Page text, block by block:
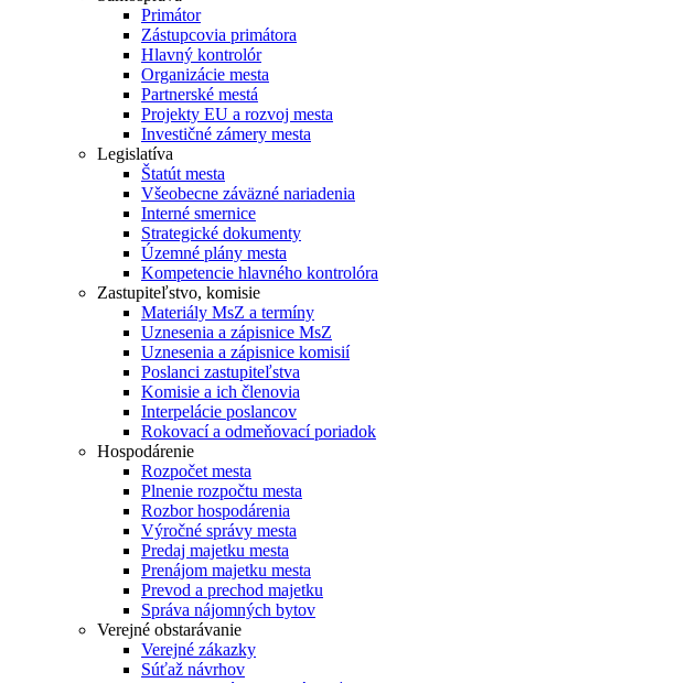
Primátor
Zástupcovia primátora
Hlavný kontrolór
Organizácie mesta
Partnerské mestá
Projekty EU a rozvoj mesta
Investičné zámery mesta
Legislatíva
Štatút mesta
Všeobecne záväzné nariadenia
Interné smernice
Strategické dokumenty
Územné plány mesta
Kompetencie hlavného kontrolóra
Zastupiteľstvo, komisie
Materiály MsZ a termíny
Uznesenia a zápisnice MsZ
Uznesenia a zápisnice komisií
Poslanci zastupiteľstva
Komisie a ich členovia
Interpelácie poslancov
Rokovací a odmeňovací poriadok
Hospodárenie
Rozpočet mesta
Plnenie rozpočtu mesta
Rozbor hospodárenia
Výročné správy mesta
Predaj majetku mesta
Prenájom majetku mesta
Prevod a prechod majetku
Správa nájomných bytov
Verejné obstarávanie
Verejné zákazky
Súťaž návrhov